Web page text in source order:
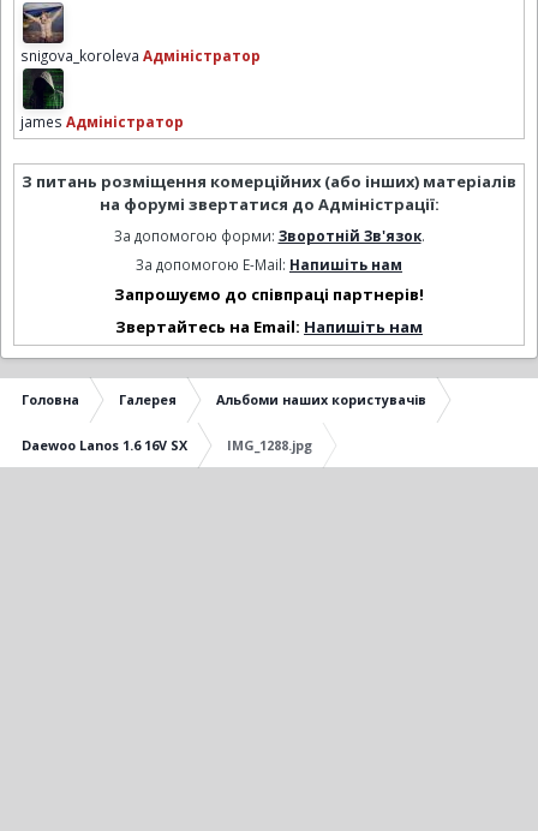
snigova_koroleva Адміністратор
james Адміністратор
З питань розміщення комерційних (або інших) матеріалів
на форумі звертатися до Адміністрації:
За допомогою форми: Зворотній Зв'язок.
За допомогою E-Mail: Напишіть нам
Запрошуємо до співпраці партнерів!
Звертайтесь на Email: Напишіть нам
Головна Галерея Альбоми наших користувачів
Daewoo Lanos 1.6 16V SX IMG_1288.jpg